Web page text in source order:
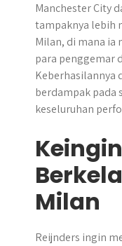
Manchester City
tampaknya lebih
Milan, di mana ia
para penggemar
Keberhasilannya
berdampak pada
keseluruhan
Milan
Reijnders ingin